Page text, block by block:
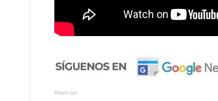
Anuncios.